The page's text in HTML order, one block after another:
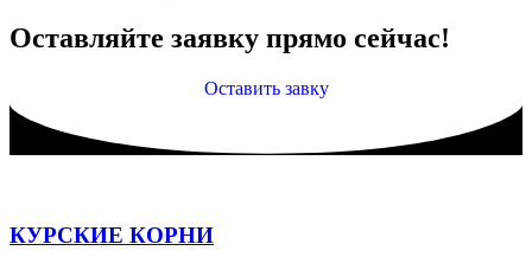
Оставляйте заявку прямо сейчас!
Оставить завку
КУРСКИЕ КОРНИ